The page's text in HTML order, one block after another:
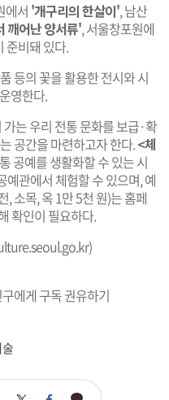
에서 '개구리의 한살이', 남산
깨어난 양서류', 서울창포원에
준비돼 있다.
등의 꽃을 활용한 전시와 시
영한다.
는 우리 전통 문화를 보급·확
공간을 마련하고자 한다.<체
공예를 생활화할 수 있는 시
예관에서 체험할 수 있으며, 예
, 소목, 옥 1만 5천 원)는 홈페
확인이 필요하다.
)